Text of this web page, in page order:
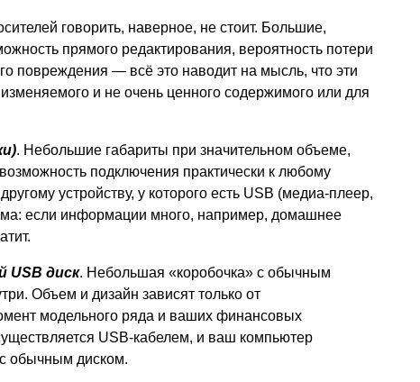
говорить, наверное, не стоит. Большие,
прямого редактирования, вероятность потери
повреждения — всё это наводит на мысль, что эти
изменяемого и не очень ценного содержимого или для
. Небольшие габариты при значительном объеме,
подключения практически к любому
устройству, у которого есть USB (медиа-плеер,
если информации много, например, домашнее
USB диск. Небольшая «коробочка» с обычным
Объем и дизайн зависят только от
модельного ряда и ваших финансовых
USB-кабелем, и ваш компьютер
с обычным диском.